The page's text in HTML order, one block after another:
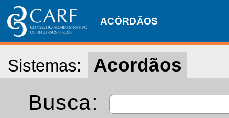
ACÓRDÃOS
Sistemas: Acordãos
Busca: